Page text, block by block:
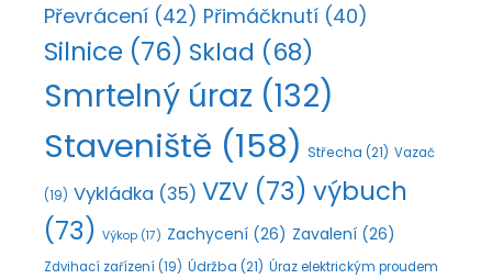
Převrácení (42) Přimáčknutí (40)
Silnice (76) Sklad (68)
Smrtelný úraz (132)
Staveniště (158) Střecha (21) Vazač
(19) Vykládka (35) VZV (73) výbuch
(73) Výkop (17) Zachycení (26) Zavalení (26)
Zdvihací zařízení (19) Údržba (21) Úraz elektrickým proudem